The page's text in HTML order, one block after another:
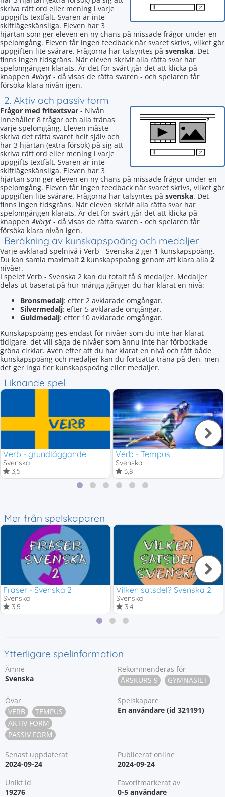
skriva rätt ord eller mening i varje
uppgifts textfält. Svaren är inte
skiftlägeskänsliga. Eleven har 3
hjärtan som ger eleven en ny chans på missade frågor under en
spelomgång. Eleven får ingen feedback när svaret skrivs, vilket gör
uppgiften lite svårare. Frågorna har talsyntes på svenska. Det
finns ingen tidsgräns. När eleven skrivit alla rätta svar har
spelomgången klarats. Är det för svårt går det att klicka på
knappenAvbryt - då visas de rätta svaren - och spelaren får
försöka klara nivån igen.
2. Aktiv och passiv form
Frågor med fritextsvar - Nivån
innehåller 8 frågor och alla tränas
varje spelomgång. Eleven måste
skriva det rätta svaret helt själv och
har 3 hjärtan (extra försök) på sig att
skriva rätt ord eller mening i varje
uppgifts textfält. Svaren är inte
skiftlägeskänsliga. Eleven har 3
hjärtan som ger eleven en ny chans på missade frågor under en
spelomgång. Eleven får ingen feedback när svaret skrivs, vilket gör
uppgiften lite svårare. Frågorna har talsyntes på svenska. Det
finns ingen tidsgräns. När eleven skrivit alla rätta svar har
spelomgången klarats. Är det för svårt går det att klicka på
knappenAvbryt - då visas de rätta svaren - och spelaren får
försöka klara nivån igen.
Beräkning av kunskapspoäng och medaljer
Varje avklarad spelnivå i Verb - Svenska 2 ger 1 kunskapspoäng.
Du kan samla maximalt 2 kunskapspoäng genom att klara alla 2
nivåer.
I spelet Verb - Svenska 2 kan du totalt få 6 medaljer. Medaljer
delas ut baserat på hur många gånger du har klarat en nivå:
Bronsmedalj: efter 2 avklarade omgångar.
Silvermedalj: efter 5 avklarade omgångar.
Guldmedalj: efter 10 avklarade omgångar.
Kunskapspoäng ges endast för nivåer som du inte har klarat
tidigare, det vill säga de nivåer som ännu inte har förbockade
gröna cirklar. Även efter att du har klarat en nivå och fått både
kunskapspoäng och medaljer kan du fortsätta träna på den, men
det ger inga fler kunskapspoäng eller medaljer.
Liknande spel
Verb - grundläggande
Svenska
3,5
Verb - Tempus
Svenska
3,8
Mer från spelskaparen
Fraser - Svenska 2
Svenska
3,5
Vilken satsdel? Svenska 2
Svenska
3,4
Ytterligare spelinformation
Ämne
Svenska
Rekommenderas för
ÅRSKURS 9
GYMNASIET
Övar
VERB
TEMPUS
AKTIV FORM
PASSIV FORM
Spelskapare
En användare (id 321191)
Senast uppdaterat
2024-09-24
Publicerat online
2024-09-24
Unikt id
19276
Favoritmarkerat av
0-5 användare